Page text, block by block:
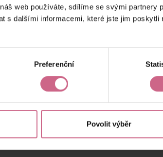
web používáte, sdílíme se svými partnery
s dalšími informacemi, které jste jim
Preferenční
Povolit výběr